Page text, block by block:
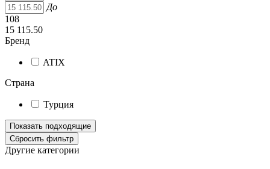
До
108
15 115.50
Бренд
ATIX
Страна
Турция
Другие категории